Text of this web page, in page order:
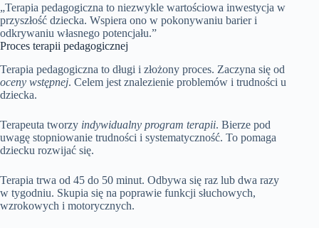
„Terapia pedagogiczna to niezwykle wartościowa inwestycja w
przyszłość dziecka. Wspiera ono w pokonywaniu barier i
odkrywaniu własnego potencjału.”
Proces terapii pedagogicznej
Terapia pedagogiczna to długi i złożony proces. Zaczyna się od
oceny wstępnej. Celem jest znalezienie problemów i trudności u
dziecka.
Terapeuta tworzy indywidualny program terapii. Bierze pod
uwagę stopniowanie trudności i systematyczność. To pomaga
dziecku rozwijać się.
Terapia trwa od 45 do 50 minut. Odbywa się raz lub dwa razy
w tygodniu. Skupia się na poprawie funkcji słuchowych,
wzrokowych i motorycznych.